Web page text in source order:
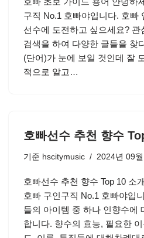
구직 No.1 호빠야입니다. 호빠
선수에 도전하고 싶으세요? 관
검색을 하여 다양한 글들을 찾
(단어)가 눈에 보일 것인데 잘
적으로 알고…
호빠선수 추천 향수
기준 hscitymusic 2024년 09
호빠선수 추천 향수 Top 10 소
호빠 구인구직 No.1 호빠야입
들의 아이템 중 하나 인향수에
합니다. 향수의 효능, 필요한